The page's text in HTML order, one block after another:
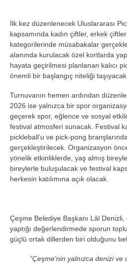
İlk kez düzenlenecek Uluslararası
kapsamında kadın çiftler, erkek
kategorilerinde müsabakalar
alanında kurulacak özel kortlarda
hayata geçirilmesi planlanan kalıcı
önemli bir başlangıç niteliği
Turnuvanın hemen ardından
2026 ise yalnızca bir spor
geçerek spor, eğlence ve sosyal
festival atmosferi sunacak. Festival
pickleball’u ve pick-pong
gerçekleştirilecek. Organizasyon
yönelik etkinliklerde, yaş almış
bireylerle buluşulacak ve festival
herkesin katılımına açık olacak.
Çeşme Belediye Başkanı Lâl
yaptığı değerlendirmede sporun
güçlü ortak dillerden biri olduğunu
“Çeşme’nin yalnızca denizi